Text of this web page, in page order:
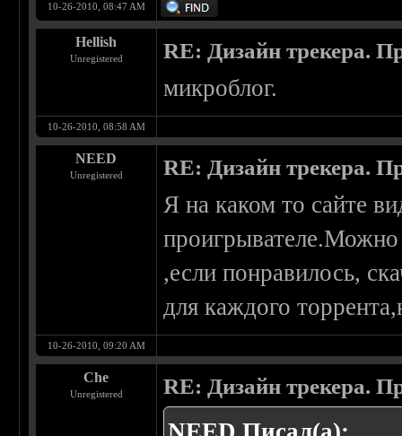
10-26-2010, 08:47 AM
Hellish
Unregistered RE: Дизайн трекера.
микроблог.
10-26-2010, 08:58 AM
NEED
Unregistered RE: Дизайн трекера.
Я на каком то сайте
,если понравилось,
для каждого
10-26-2010, 09:20 AM
Che
Unregistered RE: Дизайн трекера.